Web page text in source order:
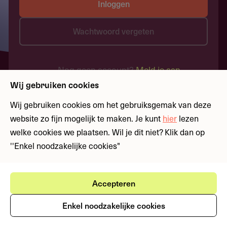
Inloggen
Wachtwoord vergeten
Nog geen account?Meld je aan
Wij gebruiken cookies
Wij gebruiken cookies om het gebruiksgemak van deze
website zo fijn mogelijk te maken. Je kunt hier lezen
welke cookies we plaatsen. Wil je dit niet? Klik dan op
''Enkel noodzakelijke cookies"
Accepteren
Enkel noodzakelijke cookies